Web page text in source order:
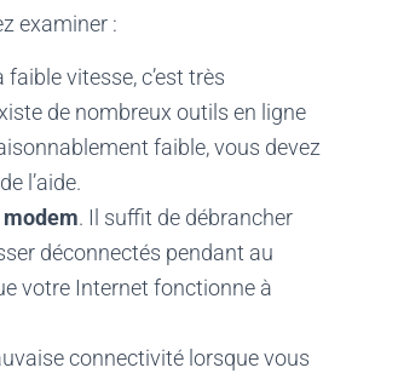
examiner :
vitesse, c’est très
de nombreux outils en ligne
faible, vous devez
l’aide.
. Il suffit de débrancher
déconnectés pendant au
votre Internet fonctionne à
connectivité lorsque vous